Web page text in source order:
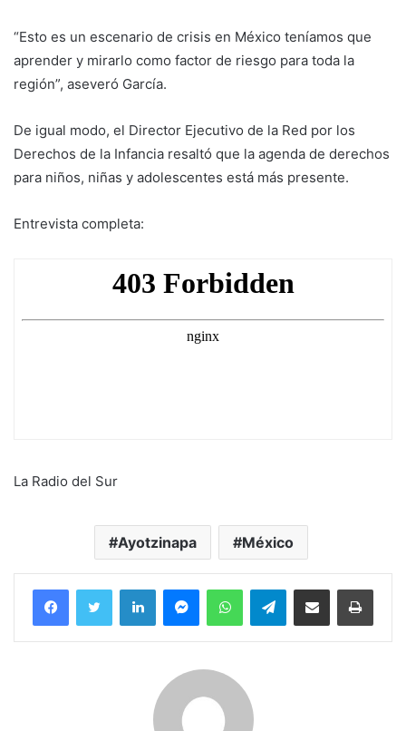
“Esto es un escenario de crisis en México teníamos que
aprender y mirarlo como factor de riesgo para toda la
región”, aseveró García.
De igual modo, el Director Ejecutivo de la Red por los
Derechos de la Infancia resaltó que la agenda de derechos
para niños, niñas y adolescentes está más presente.
Entrevista completa:
La Radio del Sur
Ayotzinapa México
FacebookTwitter LinkedInMessengerWhatsAppTelegramCompartir por correo electrónico